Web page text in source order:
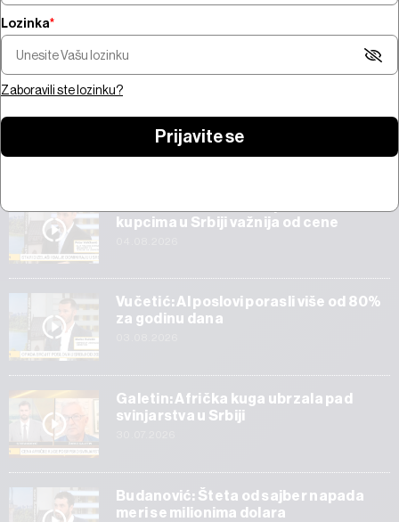
Pregled nedelje - pregovori na
prvi rezultati SpaceX-a
Šta pokreće
bitcoina od 100
jačanje zlata i AI
Start
kupcima u Srbiji važnija od cene
Vučetić: AI poslovi porasli više od 80%
za godinu dana
Galetin: Afrička kuga ubrzala pad
svinjarstva u Srbiji
Budanović: Šteta od sajber napada
meri se milionima dolara
Lozinka*
Zaboravili ste lozinku?
Prijavite se